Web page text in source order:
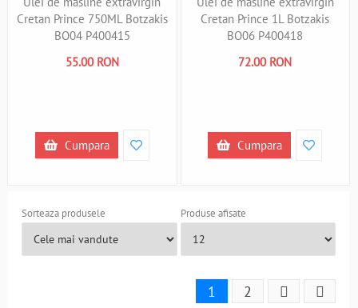
Cretan Prince 750ML Botzakis
BO04 P400415
55.00 RON
Cumpara
Cretan Prince 1L Botzakis
BO06 P400418
72.00 RON
Cumpara
Sorteaza produsele Produse afisate
1 2